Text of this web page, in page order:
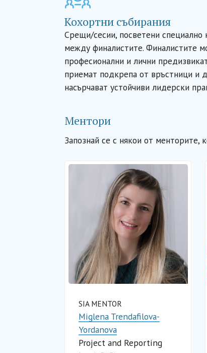
Кохортни събирания
Срещи/сесии, посветени специално
между финалистите. Финалистите
професионални и лични
приемат подкрепа от връстници и
насърчават устойчиви лидерски
Ментори
Запознай се с някои от
SIA MENTOR
Miglena Trendafilova-
Yordanova
Project and Reporting